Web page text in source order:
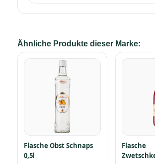
Ähnliche Produkte dieser Marke:
Flasche Obst Schnaps
0,5l
Flasche